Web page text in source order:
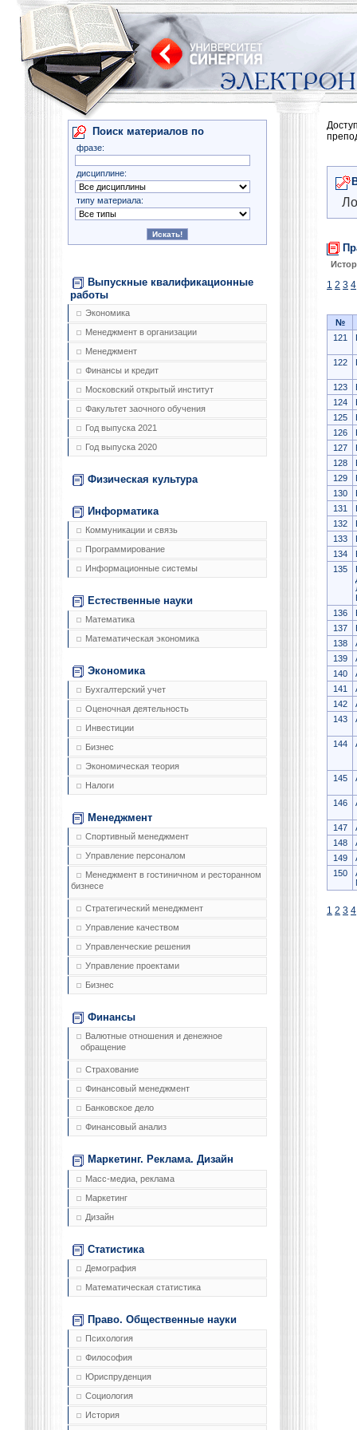
Поиск материалов по
фразе:
дисциплине:
типу материала:
Выпускные квалификационные
работы
Экономика
Менеджмент в организации
Менеджмент
Финансы и кредит
Московский открытый институт
Факультет заочного обучения
Год выпуска 2021
Год выпуска 2020
Физическая культура
Информатика
Коммуникации и связь
Программирование
Информационные системы
Естественные науки
Математика
Математическая экономика
Экономика
Бухгалтерский учет
Оценочная деятельность
Инвестиции
Бизнес
Экономическая теория
Налоги
Менеджмент
Спортивный менеджмент
Управление персоналом
Менеджмент в гостиничном и ресторанном
бизнесе
Стратегический менеджмент
Управление качеством
Управленческие решения
Управление проектами
Бизнес
Финансы
Валютные отношения и денежное
обращение
Страхование
Финансовый менеджмент
Банковское дело
Финансовый анализ
Маркетинг. Реклама. Дизайн
Масс-медиа, реклама
Маркетинг
Дизайн
Статистика
Демография
Математическая статистика
Право. Общественные науки
Психология
Философия
Юриспруденция
Социология
История
1 2 3 4
№
121
122
123
124
125
126
127
128
129
130
131
132
133
134
135
136
137
138
139
140
141
142
143
144
145
146
147
148
149
150
1 2 3 4